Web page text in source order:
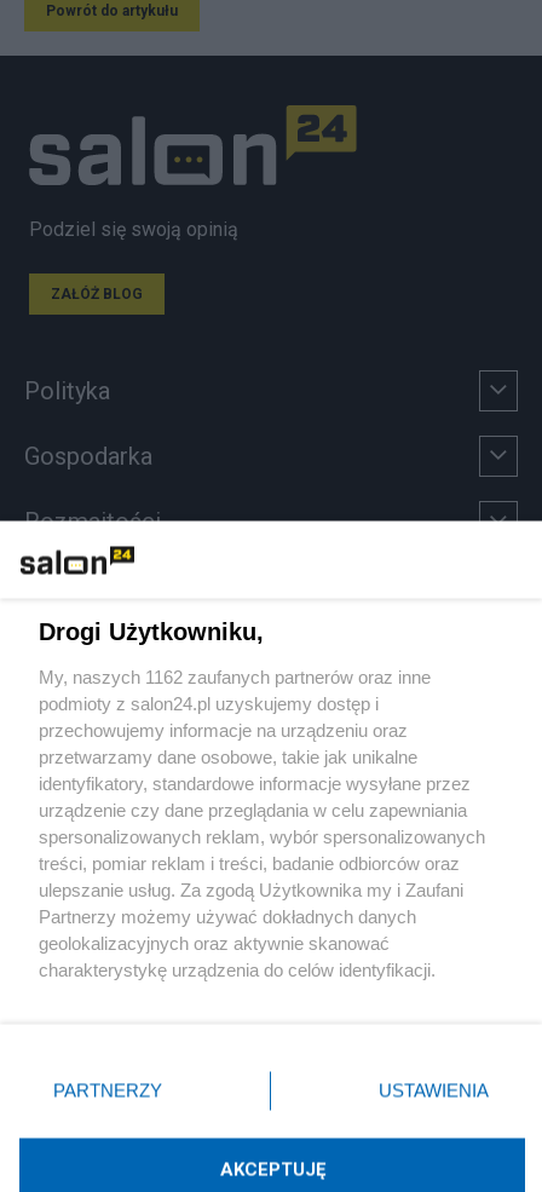
Powrót do artykułu
Podziel się swoją opinią
ZAŁÓŻ BLOG
Polityka
Gospodarka
Rozmaitości
Sport
Społeczeństwo
Kultura
X Facebook Instagram Youtube
Drogi Użytkowniku,
My, naszych 1162 zaufanych partnerów oraz inne
podmioty z salon24.pl uzyskujemy dostęp i
przechowujemy informacje na urządzeniu oraz
przetwarzamy dane osobowe, takie jak unikalne
identyfikatory, standardowe informacje wysyłane przez
urządzenie czy dane przeglądania w celu zapewniania
spersonalizowanych reklam, wybór spersonalizowanych
treści, pomiar reklam i treści, badanie odbiorców oraz
ulepszanie usług. Za zgodą Użytkownika my i Zaufani
Partnerzy możemy używać dokładnych danych
geolokalizacyjnych oraz aktywnie skanować
charakterystykę urządzenia do celów identyfikacji.
zmienić/wycofać klikając przycisk ustawień prywatności
znajdujący się w lewym dolnym rogu strony
rodzaje przetwarzania danych nie wymagają zgody
użytkownika, ale masz prawo sprzeciwić się takiemu
przetwarzaniu. Preferencje będą miały zastosowania tylko
PARTNERZY USTAWIENIA
AKCEPTUJĘ